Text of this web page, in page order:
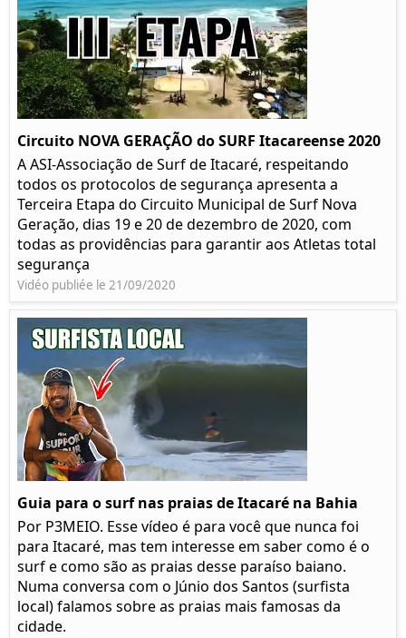
Circuito NOVA GERAÇÃO do SURF Itacareense 2020
A ASI-Associação de Surf de Itacaré, respeitando
todos os protocolos de segurança apresenta a
Terceira Etapa do Circuito Municipal de Surf Nova
Geração, dias 19 e 20 de dezembro de 2020, com
todas as providências para garantir aos Atletas total
segurança
Vidéo publiée le 21/09/2020
Guia para o surf nas praias de Itacaré na Bahia
Por P3MEIO. Esse vídeo é para você que nunca foi
para Itacaré, mas tem interesse em saber como é o
surf e como são as praias desse paraíso baiano.
Numa conversa com o Júnio dos Santos (surfista
local) falamos sobre as praias mais famosas da
cidade.